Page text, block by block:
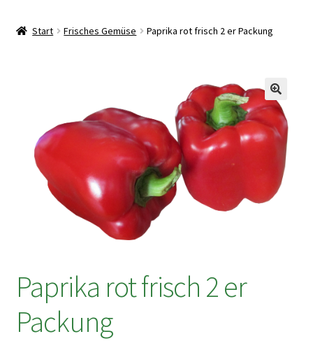
Vertrag widerrufen
Start Frisches Gemüse Paprika rot frisch 2 er Packung
Paprika rot frisch 2 er
Packung